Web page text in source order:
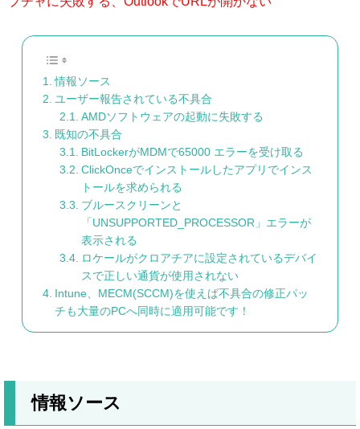
情報ソース
ユーザー報告されている不具合
AMDソフトウェアの起動に失敗する
既知の不具合
BitLockerがMDMで65000 エラーを受け取る
ClickOnceでインストールしたアプリでインス
トールを求められる
ブルースクリーンと
「UNSUPPORTED_PROCESSOR」エラーが
表示される
ロケールがクロアチアに設定されているデバイ
スで正しい通貨が使用されない
Intune、MECM(SCCM)を使えば不具合の修正パッ
チも大量のPCへ同時に適用可能です！
情報ソース